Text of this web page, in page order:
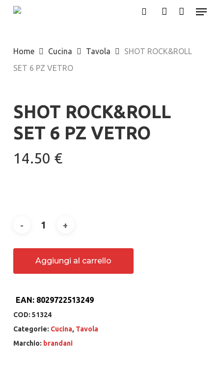
Skip
content
Menu
Home Cucina Tavola
SHOT ROCK&ROLL
SET 6 PZ VETRO
SHOT ROCK&ROLL
SET 6 PZ VETRO
14.50 €
Aggiungi al carrello
EAN: 8029722513249
COD: 51324
Categorie: Cucina, Tavola
Marchio: brandani